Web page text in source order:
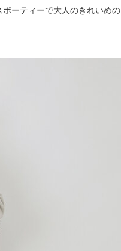
ーティーで大人のきれいめの